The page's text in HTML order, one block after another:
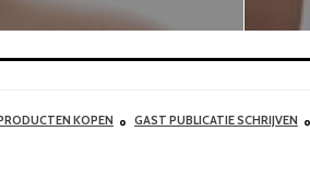
KOPEN GAST PUBLICATIE SCHRIJVEN